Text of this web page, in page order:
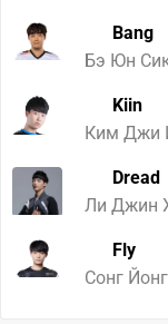
Bang
Бэ Юн
Kiin
Ким Джи
Dread
Ли Джин
Fly
Сонг